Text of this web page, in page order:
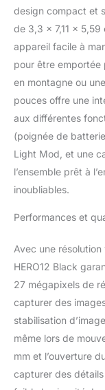
design compact et
de 3,3 x 7,11 x
appareil facile à
pour être emportée
en montagne ou
pouces offre une
aux différentes
(poignée de
Light Mod, et une
l’ensemble prêt à
inoubliables.
Performances et
Avec une
HERO12 Black
27 mégapixels de
capturer des
stabilisation
même lors de
mm et l’ouverture
capturer des